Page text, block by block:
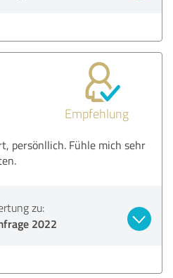
Empfehlung
persönllich. Fühle mich sehr
zu:
2022